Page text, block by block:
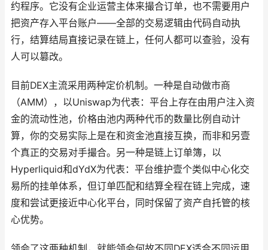
约程序。它没有企业运营主体来撮合订单，也不需要用户
把资产存入平台账户——全部的交易逻辑由代码自动执
行，结算结局直接记录在链上，任何人都可以查验，没有
人可以篡改。
目前DEX主流采用两种定价机制。一种是自动做市商
（AMM），以Uniswap为代表：平台上存在由用户注入资
金的流动性池，价格由池内两种代币的数量比例自动计
算，你的交易实际上是在和资金池直接互换，而非和另壹
个真正的交易对手撮合。另一种是链上订单簿，以
Hyperliquid和dYdX为代表：平台维护壹个类似中心化交
易所的挂单体系，但订单匹配和结算全程在链上完成，速
度和尝试更接近中心化平台，同时保留了资产自托管的核
心优势。